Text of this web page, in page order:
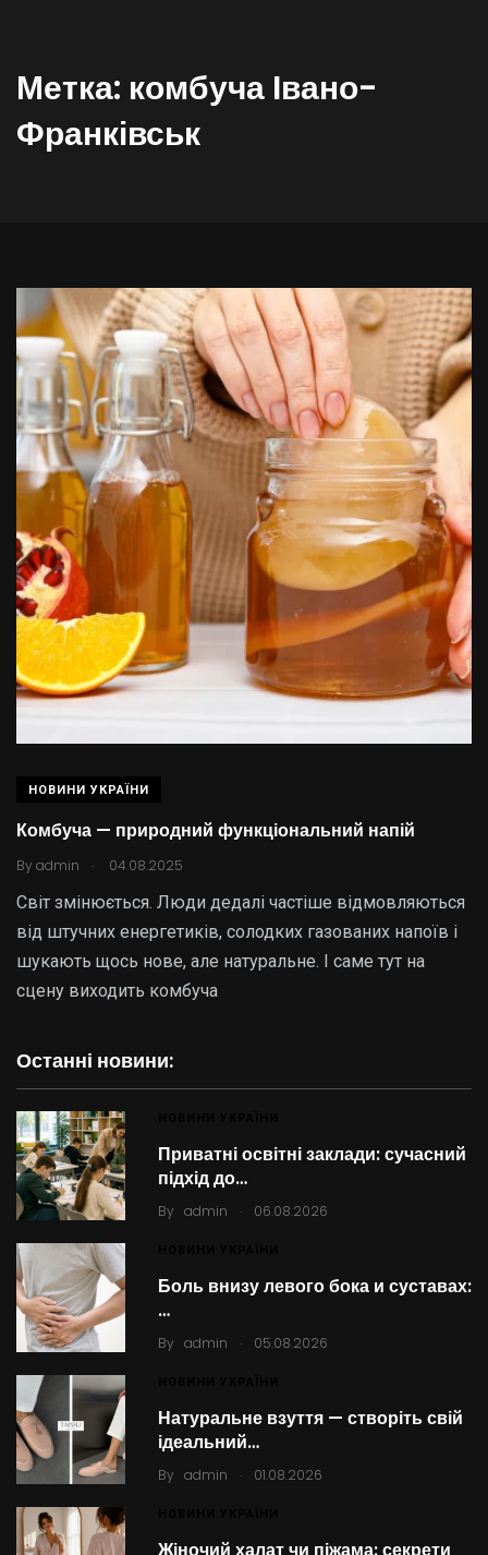
Метка: комбуча Івано-
Франківськ
НОВИНИ УКРАЇНИ
Комбуча — природний функціональний напій
By admin . 04.08.2025
Світ змінюється. Люди дедалі частіше відмовляються
від штучних енергетиків, солодких газованих напоїв і
шукають щось нове, але натуральне. І саме тут на
сцену виходить комбуча
Останні новини:
Приватні освітні заклади: сучасний
підхід до…
By admin . 06.08.2026
Боль внизу левого бока и суставах:
…
By admin . 05.08.2026
Натуральне взуття — створіть свій
ідеальний…
By admin . 01.08.2026